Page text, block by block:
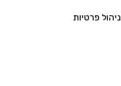
ניהול פרטיות